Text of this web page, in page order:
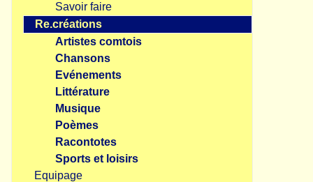
Savoir faire
Re.créations
Artistes comtois
Chansons
Evénements
Littérature
Musique
Poèmes
Racontotes
Sports et loisirs
Equipage